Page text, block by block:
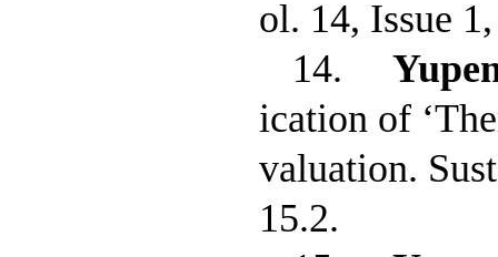
ol. 14, Issue
14.
ication of
valuation.
15.2.